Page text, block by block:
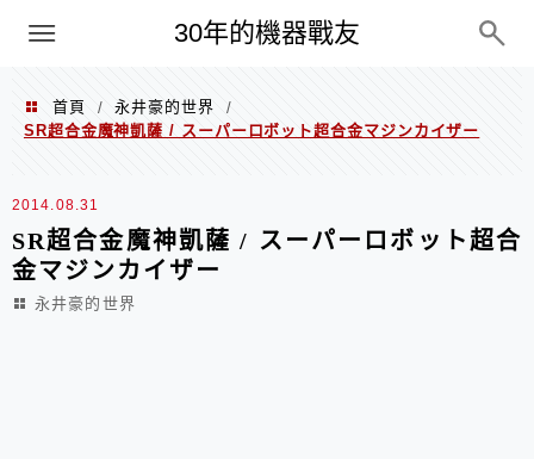
30年的機器戰友
PC
首頁 / 永井豪的世界
/
SR超合金魔神凱薩 / スーパーロボット超合金マジンカイザー
2014.08.31
SR超合金魔神凱薩 / スーパーロボット超合
金マジンカイザー
永井豪的世界